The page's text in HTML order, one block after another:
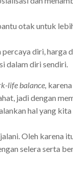
otak untuk
diri, harga
dalam diri sendiri.
life balance,
jadi dengan
hal yang kita
Oleh karena
selera serta